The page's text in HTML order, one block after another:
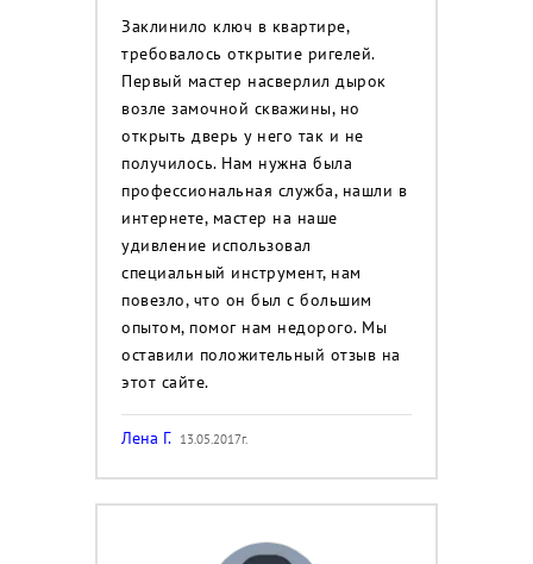
Заклинило ключ в квартире,
требовалось открытие ригелей.
Первый мастер насверлил дырок
возле замочной скважины, но
открыть дверь у него так и не
получилось. Нам нужна была
профессиональная служба, нашли в
интернете, мастер на наше
удивление использовал
специальный инструмент, нам
повезло, что он был с большим
опытом, помог нам недорого. Мы
оставили положительный отзыв на
этот сайте.
Лена Г. 13.05.2017г.